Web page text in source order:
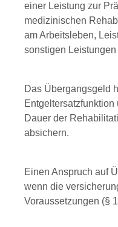
einer Leistung zur
medizinischen
am Arbeitsleben,
sonstigen Leistungen
Das Übergangsgeld
Dauer der
absichern.
Einen Anspruch auf
wenn die
Voraussetzungen (§